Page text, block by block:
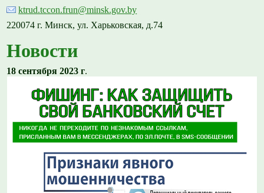
ktrud.tccon.frun@minsk.gov.by
220074 г. Минск, ул. Харьковская, д.74
Новости
18 сентября 2023 г.